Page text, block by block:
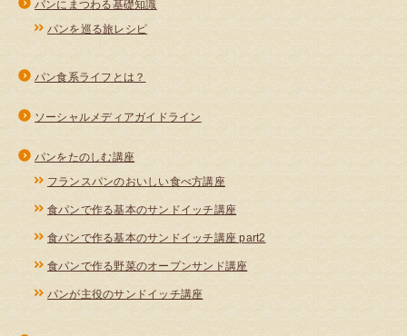
パンにまつわる基礎知識
パンを巡る旅レシピ
パン食系ライフとは？
ソーシャルメディアガイドライン
パンをたのしむ講座
フランスパンのおいしい食べ方講座
食パンで作る基本のサンドイッチ講座
食パンで作る基本のサンドイッチ講座 part2
食パンで作る野菜のオープンサンド講座
パンが主役のサンドイッチ講座